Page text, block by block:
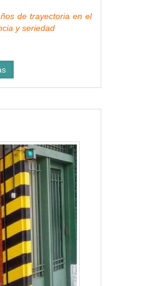
de trayectoria en el
y seriedad